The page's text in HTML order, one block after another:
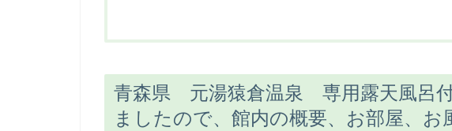
青森県 元湯猿倉温泉 専用露天風呂
ましたので、館内の概要、お部屋、お